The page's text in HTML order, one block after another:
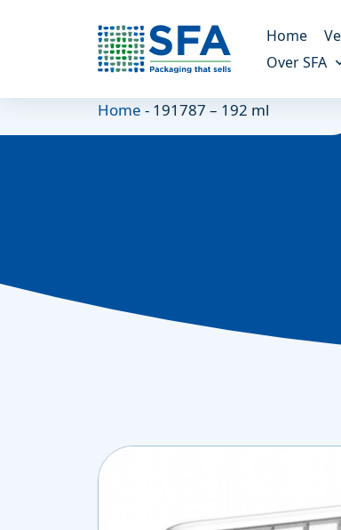
Home
Altijd de
Over SFA
Ons verhaal
Referenties
Onze klanten vertellen
Werken bij SFA
De meest gestelde
Home - 191787 – 192 ml